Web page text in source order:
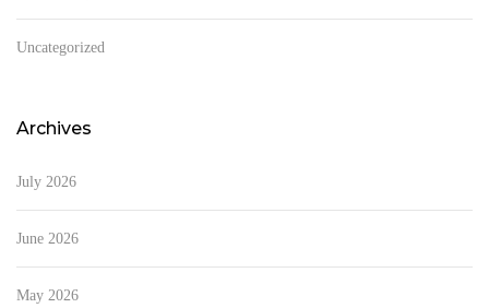
Uncategorized
Archives
July 2026
June 2026
May 2026